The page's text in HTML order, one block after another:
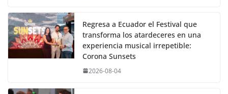
Regresa a Ecuador el Festival que
transforma los atardeceres en una
experiencia musical irrepetible:
Corona Sunsets
2026-08-04